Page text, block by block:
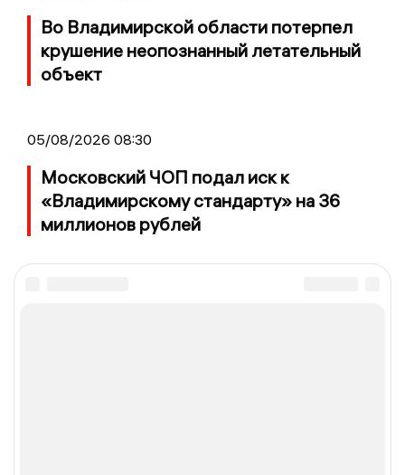
Во Владимирской области потерпел
крушение неопознанный летательный
объект
05/08/2026 08:30
Московский ЧОП подал иск к
«Владимирскому стандарту» на 36
миллионов рублей